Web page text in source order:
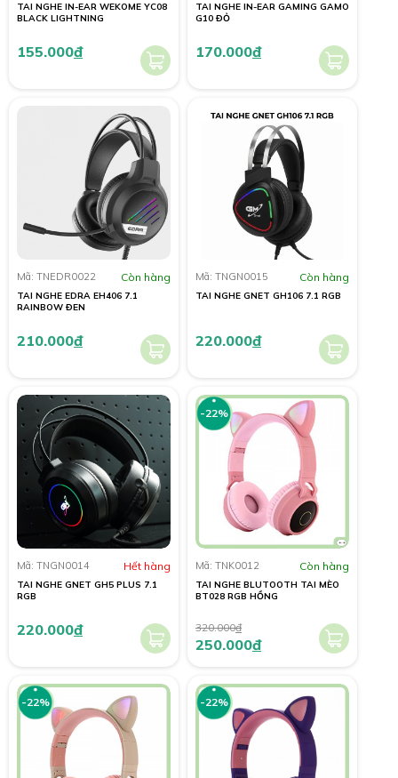
TAI NGHE IN-EAR WEKOME YC08
BLACK LIGHTNING
155.000đ
TAI NGHE IN-EAR GAMING GAMO
G10 ĐỎ
170.000đ
Mã: TNEDR0022 Còn hàng
TAI NGHE EDRA EH406 7.1
RAINBOW ĐEN
210.000đ
Mã: TNGN0015 Còn hàng
TAI NGHE GNET GH106 7.1 RGB
220.000đ
Mã: TNGN0014 Hết hàng
TAI NGHE GNET GH5 PLUS 7.1
RGB
220.000đ
-22%
Mã: TNK0012 Còn hàng
TAI NGHE BLUTOOTH TAI MÈO
BT028 RGB HỒNG
320.000đ
250.000đ
-22% -22%